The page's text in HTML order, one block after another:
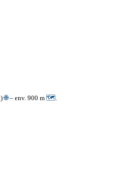
🌐– env. 900 m 🗺.